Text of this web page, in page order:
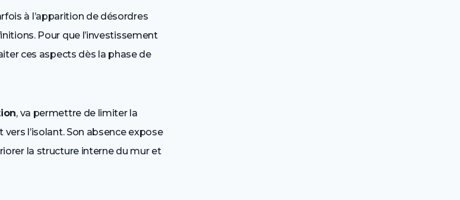
à l’apparition de désordres
Pour que l’investissement
ces aspects dès la phase de
, va permettre de limiter la
l’isolant. Son absence expose
la structure interne du mur et